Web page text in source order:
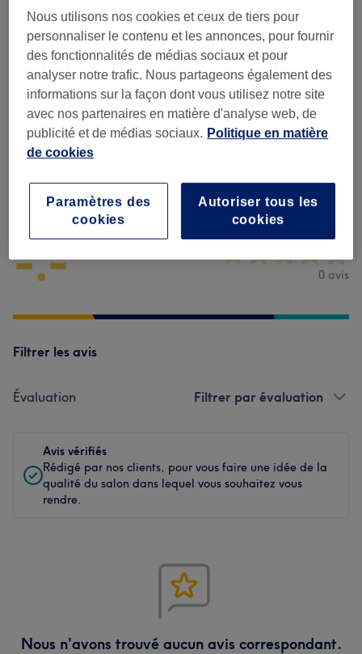
Recherchez dans notre liste de prestations
Beauté Du Regard ( 4) à partir de 35 €
Maquillage Permanent Et Semi-
permanent
2)
à partir de 135 €
Avis sur l'établissement
-.- 0 avis
Filtrer les avis
Évaluation Filtrer par évaluation
Avis vérifiés
Rédigé par nos clients, pour vous faire une idée de la
qualité du salon dans lequel vous souhaitez vous
rendre.
Nous n'avons trouvé aucun avis correspondant.
Nous utilisons nos cookies et ceux de tiers pour
personnaliser le contenu et les annonces, pour fournir
des fonctionnalités de médias sociaux et pour
analyser notre trafic. Nous partageons également des
informations sur la façon dont vous utilisez notre site
avec nos partenaires en matière d'analyse web, de
publicité et de médias sociaux. Politique en matière
de cookies
Autoriser tous les
cookies
Paramètres des
cookies